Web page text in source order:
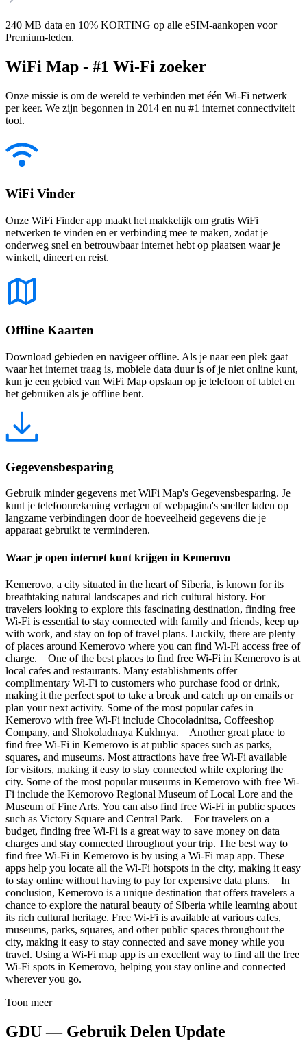
240 MB data en 10% KORTING op alle eSIM-aankopen voor
Premium-leden.
WiFi Map - #1 Wi-Fi zoeker
Onze missie is om de wereld te verbinden met één Wi-Fi netwerk
per keer. We zijn begonnen in 2014 en nu #1 internet connectiviteit
tool.
WiFi Vinder
Onze WiFi Finder app maakt het makkelijk om gratis WiFi
netwerken te vinden en er verbinding mee te maken, zodat je
onderweg snel en betrouwbaar internet hebt op plaatsen waar je
winkelt, dineert en reist.
Offline Kaarten
Download gebieden en navigeer offline. Als je naar een plek gaat
waar het internet traag is, mobiele data duur is of je niet online kunt,
kun je een gebied van WiFi Map opslaan op je telefoon of tablet en
het gebruiken als je offline bent.
Gegevensbesparing
Gebruik minder gegevens met WiFi Map's Gegevensbesparing. Je
kunt je telefoonrekening verlagen of webpagina's sneller laden op
langzame verbindingen door de hoeveelheid gegevens die je
apparaat gebruikt te verminderen.
Waar je open internet kunt krijgen in Kemerovo
Kemerovo, a city situated in the heart of Siberia, is known for its
breathtaking natural landscapes and rich cultural history. For
travelers looking to explore this fascinating destination, finding free
Wi-Fi is essential to stay connected with family and friends, keep up
with work, and stay on top of travel plans. Luckily, there are plenty
of places around Kemerovo where you can find Wi-Fi access free of
charge. One of the best places to find free Wi-Fi in Kemerovo is at
local cafes and restaurants. Many establishments offer
complimentary Wi-Fi to customers who purchase food or drink,
making it the perfect spot to take a break and catch up on emails or
plan your next activity. Some of the most popular cafes in
Kemerovo with free Wi-Fi include Chocoladnitsa, Coffeeshop
Company, and Shokoladnaya Kukhnya. Another great place to
find free Wi-Fi in Kemerovo is at public spaces such as parks,
squares, and museums. Most attractions have free Wi-Fi available
for visitors, making it easy to stay connected while exploring the
city. Some of the most popular museums in Kemerovo with free Wi-
Fi include the Kemorovo Regional Museum of Local Lore and the
Museum of Fine Arts. You can also find free Wi-Fi in public spaces
such as Victory Square and Central Park. For travelers on a
budget, finding free Wi-Fi is a great way to save money on data
charges and stay connected throughout your trip. The best way to
find free Wi-Fi in Kemerovo is by using a Wi-Fi map app. These
apps help you locate all the Wi-Fi hotspots in the city, making it easy
to stay online without having to pay for expensive data plans. In
conclusion, Kemerovo is a unique destination that offers travelers a
chance to explore the natural beauty of Siberia while learning about
its rich cultural heritage. Free Wi-Fi is available at various cafes,
museums, parks, squares, and other public spaces throughout the
city, making it easy to stay connected and save money while you
travel. Using a Wi-Fi map app is an excellent way to find all the free
Wi-Fi spots in Kemerovo, helping you stay online and connected
wherever you go.
Toon meer
GDU — Gebruik Delen Update